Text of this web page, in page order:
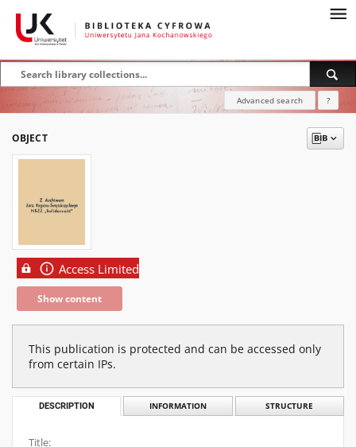
Advanced search ?
OBJECT
Access Limited
Show content
This publication is protected and can be accessed only
from certain IPs.
DESCRIPTION INFORMATION STRUCTURE
Title: